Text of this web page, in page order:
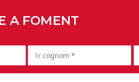
A FOMENT